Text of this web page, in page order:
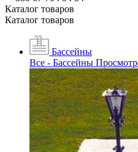
Каталог товаров
Каталог товаров
Бассейны
Все - Бассейны